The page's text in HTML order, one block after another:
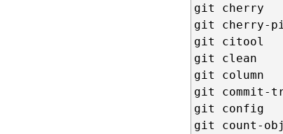
git cherry
git cherry-
git citool
git clean
git column
git commit-
git config
git count-